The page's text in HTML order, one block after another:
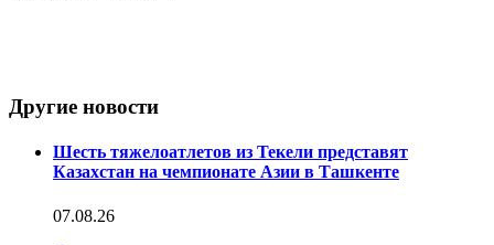
Другие новости
Шесть тяжелоатлетов из Текели представят
Казахстан на чемпионате Азии в Ташкенте
07.08.26